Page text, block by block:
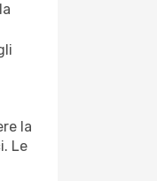
la
Le